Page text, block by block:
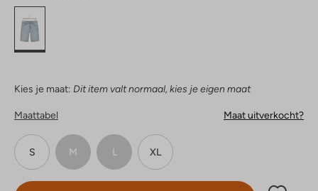
Kies je maat: Dit item valt normaal, kies je eigen maat
Maattabel Maat uitverkocht?
S M L XL